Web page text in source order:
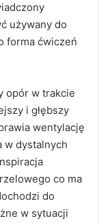
używany do
forma ćwiczeń
opór w trakcie
i głębszy
wentylację
w dystalnych
co ma
do
w sytuacji